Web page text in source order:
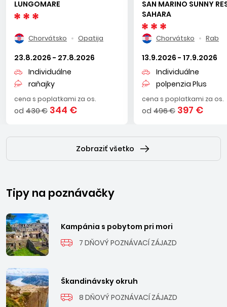
oddych s množstvom športových aktivít. Umag ležiaci na
severozápade Istrie je typický členitým pobrežím s mnohými
polostrovčekami, borovicovými lesmi a bohatou vegetáciou.
Rabac je známe turistické stredisko na juhovýchodnom
pobreží Istrie vyhľadávané vďaka prekrásnym štrkovým
plážam a krištáľovo čistému moru.
LUNGOMARE
Chorvátsko Opatija
23.8.2026 - 27.8.2026
Individuálne
raňajky
cena s poplatkami za os.
od 430 € 344 €
SAN MARINO SUNNY
SAHARA
Chorvátsko Rab
13.9.2026 - 17.9.2026
Individuálne
polpenzia Plus
cena s poplatkami za os.
od 496 € 397 €
Zobraziť všetko
Tipy na poznávačky
Kampánia s pobytom pri mori
7 DŇOVÝ POZNÁVACÍ ZÁJAZD
Škandinávsky okruh
8 DŇOVÝ POZNÁVACÍ ZÁJAZD